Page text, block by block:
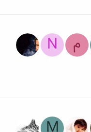
م
N